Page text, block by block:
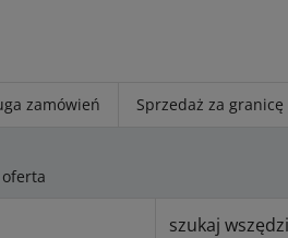
zamówień Sprzedaż za granicę
szukaj